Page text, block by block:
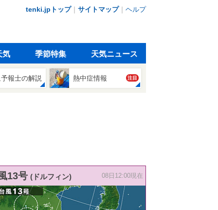
tenki.jpトップ｜ サイトマップ｜ ヘルプ
気 季節特集 天気ニュース
報士の解説 熱中症情報 注目
13号 (ドルフィン) 08日12:00現在